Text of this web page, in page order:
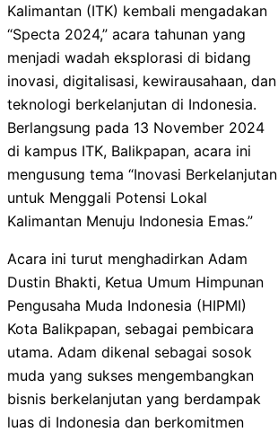
Kalimantan (ITK) kembali mengadakan
“Specta 2024,” acara tahunan yang
menjadi wadah eksplorasi di bidang
inovasi, digitalisasi, kewirausahaan, dan
teknologi berkelanjutan di Indonesia.
Berlangsung pada 13 November 2024
di kampus ITK, Balikpapan, acara ini
mengusung tema “Inovasi Berkelanjutan
untuk Menggali Potensi Lokal
Kalimantan Menuju Indonesia Emas.”
Acara ini turut menghadirkan Adam
Dustin Bhakti, Ketua Umum Himpunan
Pengusaha Muda Indonesia (HIPMI)
Kota Balikpapan, sebagai pembicara
utama. Adam dikenal sebagai sosok
muda yang sukses mengembangkan
bisnis berkelanjutan yang berdampak
luas di Indonesia dan berkomitmen